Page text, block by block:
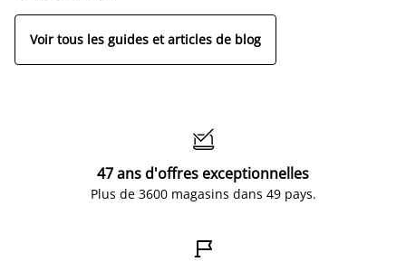
Voir tous les guides et articles de blog

47 ans d'offres exceptionnelles
Plus de 3600 magasins dans 49 pays.
